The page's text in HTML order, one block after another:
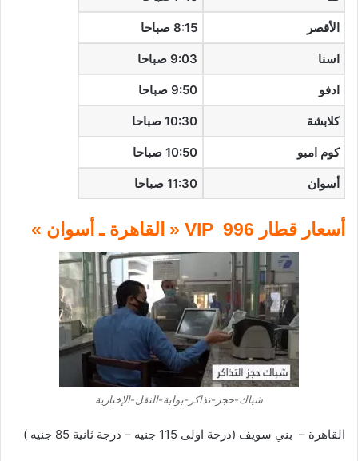
الأقصر 8:15 صباحا
اسنا 9:03 صباحا
ادفو 9:50 صباحا
كلابشة 10:30 صباحا
كوم امبو 10:50 صباحا
أسوان 11:30 صباحا
أسعار قطار 996 VIP « القاهرة ـ أسوان »
شباك-حجز-تذاكر-بوابة-النقل-الإخبارية
القاهرة – بني سويف (درجة اولى 115 جنيه – درجة ثانية 85 جنيه )